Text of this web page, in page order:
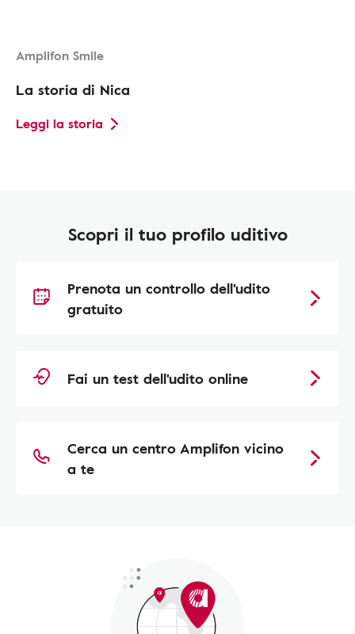
Amplifon Smile
La storia di Nica
Leggi la storia
Scopri il tuo profilo uditivo
Prenota un controllo dell'udito
gratuito
Fai un test dell'udito online
Cerca un centro Amplifon vicino
a te